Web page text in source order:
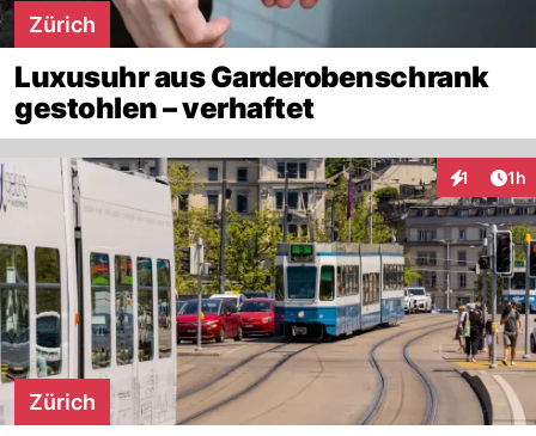
Zürich
Luxusuhr aus Garderobenschrank
gestohlen – verhaftet
1 1h
Zürich